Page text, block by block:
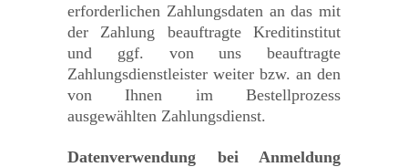
erforderlichen Zahlungsdaten an das mit
der Zahlung beauftragte Kreditinstitut
und ggf. von uns beauftragte
Zahlungsdienstleister weiter bzw. an den
von Ihnen im Bestellprozess
ausgewählten Zahlungsdienst.
Datenverwendung bei Anmeldung